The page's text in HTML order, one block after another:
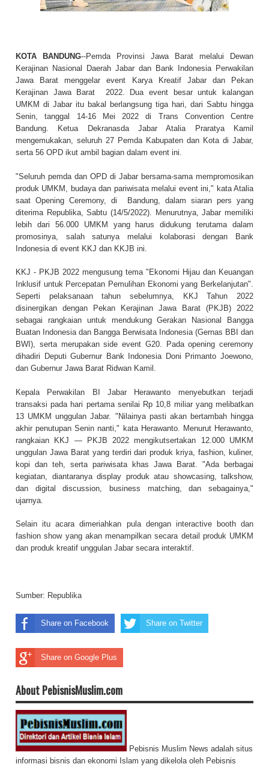
KOTA BANDUNG--Pemda Provinsi Jawa Barat melalui Dewan
Kerajinan Nasional Daerah Jabar dan Bank Indonesia Perwakilan
Jawa Barat menggelar event Karya Kreatif Jabar dan Pekan
Kerajinan Jawa Barat 2022. Dua event besar untuk kalangan
UMKM di Jabar itu bakal berlangsung tiga hari, dari Sabtu hingga
Senin, tanggal 14-16 Mei 2022 di Trans Convention Centre
Bandung. Ketua Dekranasda Jabar Atalia Praratya Kamil
mengemukakan, seluruh 27 Pemda Kabupaten dan Kota di Jabar,
serta 56 OPD ikut ambil bagian dalam event ini.
"Seluruh pemda dan OPD di Jabar bersama-sama mempromosikan
produk UMKM, budaya dan pariwisata melalui event ini," kata Atalia
saat Opening Ceremony, di Bandung, dalam siaran pers yang
diterima Republika, Sabtu (14/5/2022). Menurutnya, Jabar memiliki
lebih dari 56.000 UMKM yang harus didukung terutama dalam
promosinya, salah satunya melalui kolaborasi dengan Bank
Indonesia di event KKJ dan KKJB ini.
KKJ - PKJB 2022 mengusung tema "Ekonomi Hijau dan Keuangan
Inklusif untuk Percepatan Pemulihan Ekonomi yang Berkelanjutan".
Seperti pelaksanaan tahun sebelumnya, KKJ Tahun 2022
disinergikan dengan Pekan Kerajinan Jawa Barat (PKJB) 2022
sebagai rangkaian untuk mendukung Gerakan Nasional Bangga
Buatan Indonesia dan Bangga Berwisata Indonesia (Gernas BBI dan
BWI), serta merupakan side event G20. Pada opening ceremony
dihadiri Deputi Gubernur Bank Indonesia Doni Primanto Joewono,
dan Gubernur Jawa Barat Ridwan Kamil.
Kepala Perwakilan BI Jabar Herawanto menyebutkan terjadi
transaksi pada hari pertama senilai Rp 10,8 miliar yang melibatkan
13 UMKM unggulan Jabar. "Nilainya pasti akan bertambah hingga
akhir penutupan Senin nanti," kata Herawanto. Menurut Herawanto,
rangkaian KKJ — PKJB 2022 mengikutsertakan 12.000 UMKM
unggulan Jawa Barat yang terdiri dari produk kriya, fashion, kuliner,
kopi dan teh, serta pariwisata khas Jawa Barat. "Ada berbagai
kegiatan, diantaranya display produk atau showcasing, talkshow,
dan digital discussion, business matching, dan sebagainya,"
ujarnya.
Selain itu acara dimeriahkan pula dengan interactive booth dan
fashion show yang akan menampilkan secara detail produk UMKM
dan produk kreatif unggulan Jabar secara interaktif.
Sumber: Republika
Share on Facebook Share on Twitter
Share on Google Plus
About PebisnisMuslim.com
Pebisnis Muslim News adalah situs
informasi bisnis dan ekonomi Islam yang dikelola oleh Pebisnis